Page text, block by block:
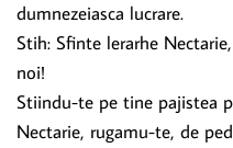
dumnezeiasca lucrare.
Stih: Sfinte lerarhe
noi!
Stiindu-te pe tine pajistea
Nectarie, rugamu-te, de